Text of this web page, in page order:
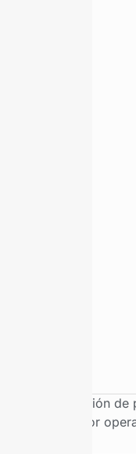
Producción
diaria por